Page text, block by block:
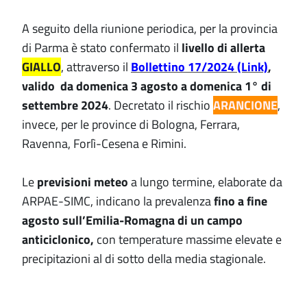
A seguito della riunione periodica, per la provincia
di Parma è stato confermato il livello di allerta
GIALLO, attraverso il Bollettino 17/2024 (Link),
valido da domenica 3 agosto a domenica 1° di
settembre 2024. Decretato il rischioARANCIONE,
invece, per le province di Bologna, Ferrara,
Ravenna, Forlì-Cesena e Rimini.
Leprevisioni meteoa lungo termine, elaborate da
ARPAE-SIMC, indicano la prevalenzafino a fine
agosto sull’Emilia-Romagna di un campo
anticiclonico, con temperature massime elevate e
precipitazioni al di sotto della media stagionale.